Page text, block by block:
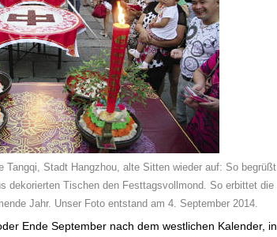
Stadt Hangzhou, alte Sitten wieder auf: So begrüßt
dekorierten Tischen den Festtagsvollmond. So erbittet die
Jahr. Unser Foto entstand am 4. September 2014.
Ende September nach dem westlichen Kalender, in